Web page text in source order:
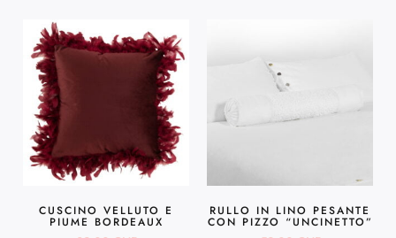
CUSCINO VELLUTO E
PIUME BORDEAUX
RULLO IN LINO PESANTE
CON PIZZO “UNCINETTO”